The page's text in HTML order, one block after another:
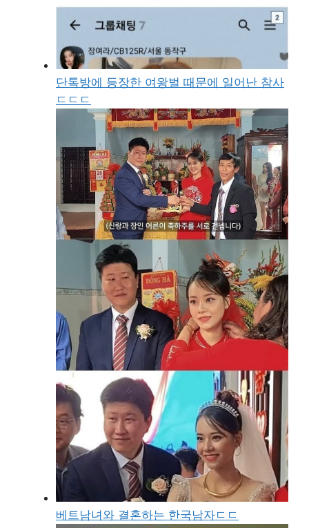
단톡방에 등장한 여왕벌 때문에 일어난 참사
ㄷㄷㄷ
베트남녀와 결혼하는 한국남자ㄷㄷ